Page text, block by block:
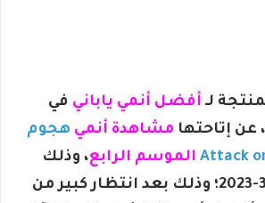
لـ أفضل أنمي ياباني في
عن إتاحتها مشاهدة أنمي هجوم
الموسم الرابع، وذلك
أمس الجمعة 3-3-2023؛ وذلك بعد انتظار كبير من